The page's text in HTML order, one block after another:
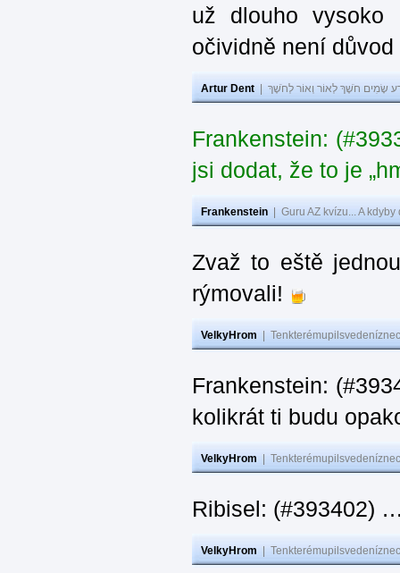
už dlouho
očividně není
Artur Dent שָׂמִים חֹשֶׁךְ לְאוֹר וְאוֹר לְחֹשֶׁךְ
Frankenstein:
jsi dodat, že to je
Frankenstein Guru AZ kvízu... A
Zvaž to eště
rýmovali!
VelkyHrom
Frankenstein:
kolikrát ti budu
VelkyHrom
Ribisel: (#393402)
VelkyHrom